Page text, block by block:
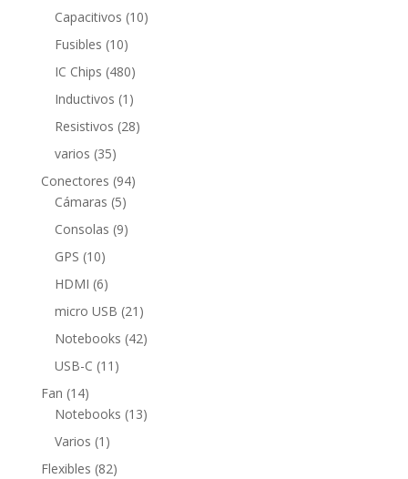
productos
Capacitivos 1010
Fusibles 1010
productos
IC Chips 480480
productos
Inductivos 1 1
producto
Resistivos 2828
varios 3535
productos
Conectores 9494
Cámaras 55
productos
Consolas 99
GPS 1010
productos
HDMI 66
productos
micro USB 21 21
productos
Notebooks 4242
USB-C 11 11
Fan 1414
productos
Notebooks 1313
Varios 1 1
producto
Flexibles 8282